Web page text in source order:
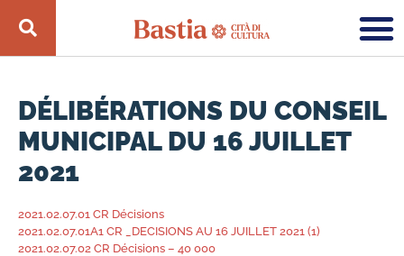
DÉLIBÉRATIONS DU CONSEIL
MUNICIPAL DU 16 JUILLET
2021
2021.02.07.01 CR Décisions
2021.02.07.01A1 CR _DECISIONS AU 16 JUILLET 2021 (1)
2021.02.07.02 CR Décisions – 40 000